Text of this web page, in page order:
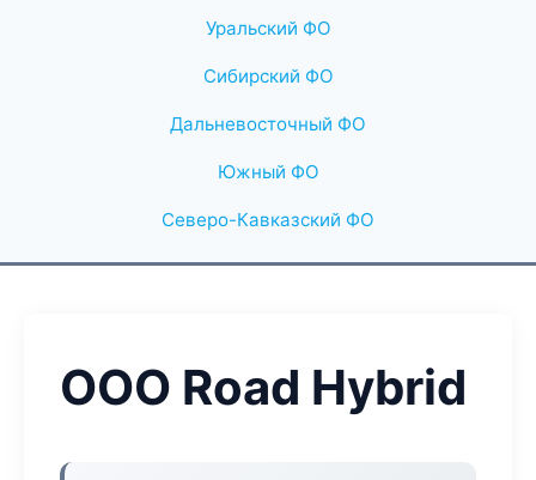
Уральский ФО
Сибирский ФО
Дальневосточный ФО
Южный ФО
Северо-Кавказский ФО
ООО Road Hybrid